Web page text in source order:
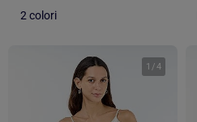
2 colori
1 /4